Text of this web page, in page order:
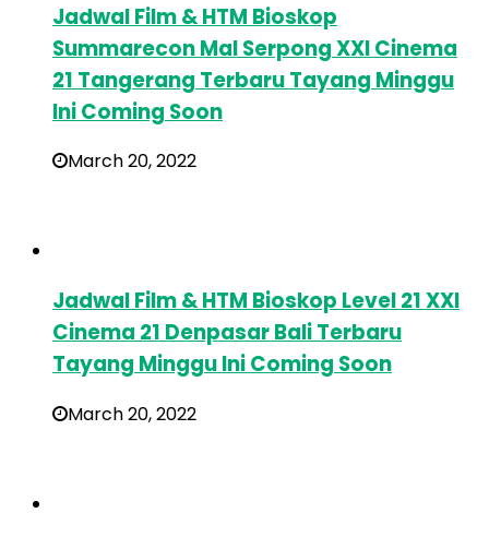
Jadwal Film & HTM Bioskop
Summarecon Mal Serpong XXI Cinema
21 Tangerang Terbaru Tayang Minggu
Ini Coming Soon
March 20, 2022
Jadwal Film & HTM Bioskop Level 21 XXI
Cinema 21 Denpasar Bali Terbaru
Tayang Minggu Ini Coming Soon
March 20, 2022